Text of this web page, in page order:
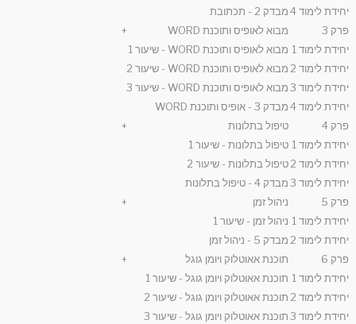
יחידת לימוד 4
מבדק 2 - תכתובת
פרק 3
מבוא לאופיס ותוכנת WORD
+
יחידת לימוד 1
מבוא לאופיס ותוכנת WORD - שיעור 1
יחידת לימוד 2
מבוא לאופיס ותוכנת WORD - שיעור 2
יחידת לימוד 3
מבוא לאופיס ותוכנת WORD - שיעור 3
יחידת לימוד 4
מבדק 3 - אופיס ותוכנת WORD
פרק 4
טיפול בתלונות
+
יחידת לימוד 1
טיפול בתלונות - שיעור 1
יחידת לימוד 2
טיפול בתלונות - שיעור 2
יחידת לימוד 3
מבדק 4 - טיפול בתלונות
פרק 5
ניהול זמן
+
יחידת לימוד 1
ניהול זמן - שיעור 1
יחידת לימוד 2
מבדק 5 - ניהול זמן
פרק 6
תוכנת אאוטלוק ויומן גוגל
+
יחידת לימוד 1
תוכנת אאוטלוק ויומן גוגל - שיעור 1
יחידת לימוד 2
תוכנת אאוטלוק ויומן גוגל - שיעור 2
יחידת לימוד 3
תוכנת אאוטלוק ויומן גוגל - שיעור 3